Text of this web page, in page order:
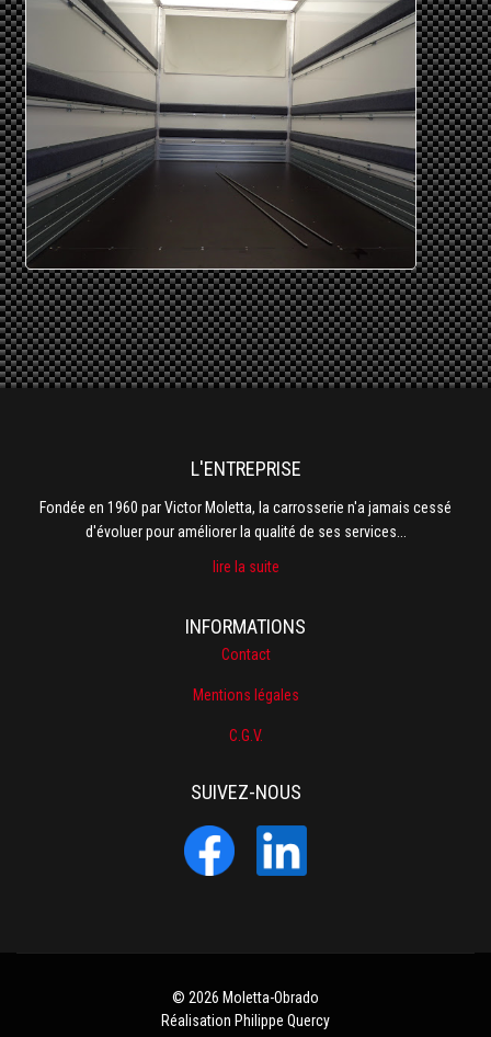
Fondée en 1960 par Victor Moletta, la carrosserie n'a jamais cessé
d'évoluer pour améliorer la qualité de ses services...
lire la suite
Contact
Mentions légales
C.G.V.
SUIVEZ-NOUS
© 2026 Moletta-Obrado
Réalisation Philippe Quercy